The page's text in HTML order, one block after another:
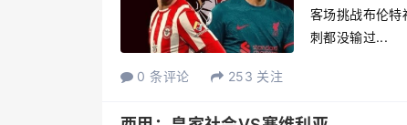
客场挑战布伦
刺都没输过...
0 条评论 253 关注